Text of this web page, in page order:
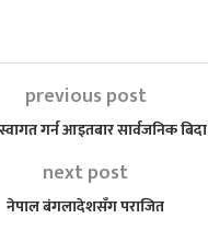
previous post
गर्न आइतबार सार्वजनिक बिदा
next post
नेपाल बंगलादेशसँग पराजित